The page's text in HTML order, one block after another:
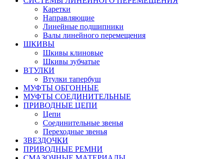
Каретки
Направляющие
Линейные подшипники
Валы линейного перемещения
ШКИВЫ
Шкивы клиновые
Шкивы зубчатые
ВТУЛКИ
Втулки тапербуш
МУФТЫ ОБГОННЫЕ
МУФТЫ СОЕДИНИТЕЛЬНЫЕ
ПРИВОДНЫЕ ЦЕПИ
Цепи
Соединительные звенья
Переходные звенья
ЗВЕЗДОЧКИ
ПРИВОДНЫЕ РЕМНИ